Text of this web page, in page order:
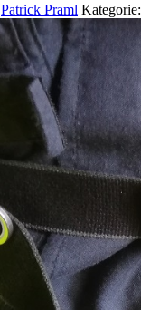
Patrick Praml Kategorie: